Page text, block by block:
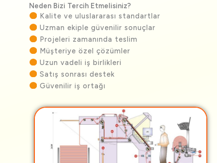
Neden Bizi Tercih Etmelisiniz?
Kalite ve uluslararası standartlar
Uzman ekiple güvenilir sonuçlar
Projeleri zamanında teslim
Müşteriye özel çözümler
Uzun vadeli iş birlikleri
Satış sonrası destek
Güvenilir iş ortağı